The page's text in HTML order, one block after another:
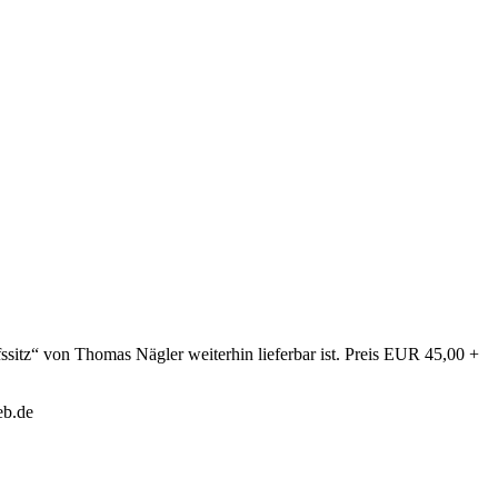
von Thomas Nägler weiterhin lieferbar ist. Preis EUR 45,00 +